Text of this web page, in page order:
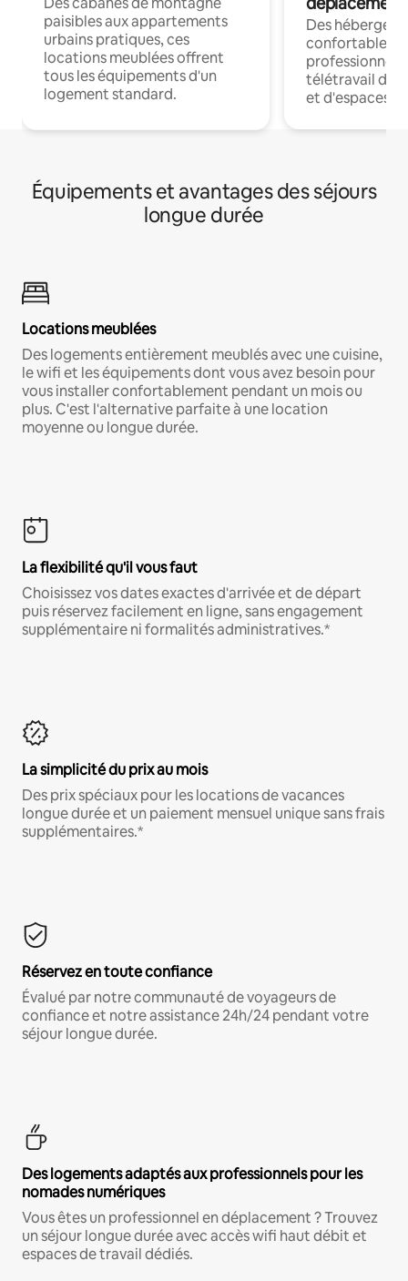
paisibles aux appartements
urbains pratiques, ces
locations meublées offrent
tous les équipements d'un
logement standard.
Des
confortables
professionnels
télétravail
et d'espaces
Équipements et avantages des séjours
longue durée
Locations meublées
Des logements entièrement meublés avec une cuisine,
le wifi et les équipements dont vous avez besoin pour
vous installer confortablement pendant un mois ou
plus. C'est l'alternative parfaite à une location
moyenne ou longue durée.
La flexibilité qu'il vous faut
Choisissez vos dates exactes d'arrivée et de départ
puis réservez facilement en ligne, sans engagement
supplémentaire ni formalités administratives.*
La simplicité du prix au mois
Des prix spéciaux pour les locations de vacances
longue durée et un paiement mensuel unique sans frais
supplémentaires.*
Réservez en toute confiance
Évalué par notre communauté de voyageurs de
confiance et notre assistance 24h/24 pendant votre
séjour longue durée.
Des logements adaptés aux professionnels pour les
nomades numériques
Vous êtes un professionnel en déplacement ? Trouvez
un séjour longue durée avec accès wifi haut débit et
espaces de travail dédiés.